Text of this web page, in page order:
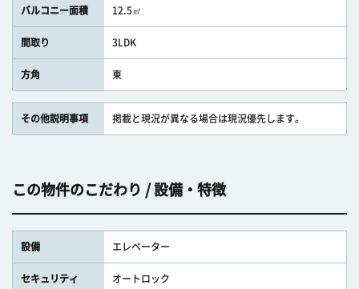
バルコニー面積 12.5㎡
間取り 3LDK
方角 東
その他説明事項 掲載と現況が異なる場合は現況優先します。
この物件のこだわり / 設備・特徴
設備 エレベーター
セキュリティ オートロック